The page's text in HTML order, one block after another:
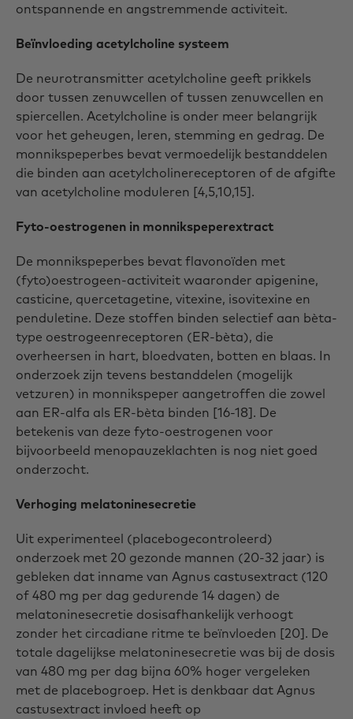
ontspannende en angstremmende activiteit.
Beïnvloeding acetylcholine systeem
De neurotransmitter acetylcholine geeft prikkels
door tussen zenuwcellen of tussen zenuwcellen en
spiercellen. Acetylcholine is onder meer belangrijk
voor het geheugen, leren, stemming en gedrag. De
monnikspeperbes bevat vermoedelijk bestanddelen
die binden aan acetylcholinereceptoren of de afgifte
van acetylcholine moduleren [4,5,10,15].
Fyto-oestrogenen in monnikspeperextract
De monnikspeperbes bevat flavonoïden met
(fyto)oestrogeen-activiteit waaronder apigenine,
casticine, quercetagetine, vitexine, isovitexine en
penduletine. Deze stoffen binden selectief aan bèta-
type oestrogeenreceptoren (ER-bèta), die
overheersen in hart, bloedvaten, botten en blaas. In
onderzoek zijn tevens bestanddelen (mogelijk
vetzuren) in monnikspeper aangetroffen die zowel
aan ER-alfa als ER-bèta binden [16-18]. De
betekenis van deze fyto-oestrogenen voor
bijvoorbeeld menopauzeklachten is nog niet goed
onderzocht.
Verhoging melatoninesecretie
Uit experimenteel (placebogecontroleerd)
onderzoek met 20 gezonde mannen (20-32 jaar) is
gebleken dat inname van Agnus castusextract (120
of 480 mg per dag gedurende 14 dagen) de
melatoninesecretie dosisafhankelijk verhoogt
zonder het circadiane ritme te beïnvloeden [20]. De
totale dagelijkse melatoninesecretie was bij de dosis
van 480 mg per dag bijna 60% hoger vergeleken
met de placebogroep. Het is denkbaar dat Agnus
castusextract invloed heeft op